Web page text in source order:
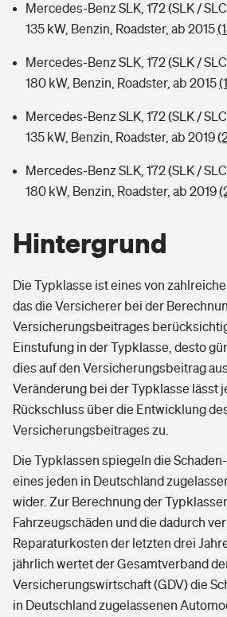
Mercedes-Benz SLK, 172 (SLK /
135 kW, Benzin, Roadster, ab 2015
Mercedes-Benz SLK, 172 (SLK /
180 kW, Benzin, Roadster, ab 2015
Mercedes-Benz SLK, 172 (SLK /
135 kW, Benzin, Roadster, ab 2019
Mercedes-Benz SLK, 172 (SLK /
180 kW, Benzin, Roadster, ab 2019
Hintergrund
Die Typklasse ist eines von
das die Versicherer bei der
Versicherungsbeitrages
Einstufung in der Typklasse, desto
dies auf den Versicherungsbeitrag
Veränderung bei der Typklasse lässt
Rückschluss über die Entwicklung
Versicherungsbeitrages zu.
Die Typklassen spiegeln die
eines jeden in Deutschland
wider. Zur Berechnung der
Fahrzeugschäden und die dadurch
Reparaturkosten der letzten drei
jährlich wertet der Gesamtverband
Versicherungswirtschaft (GDV) die
in Deutschland zugelassenen